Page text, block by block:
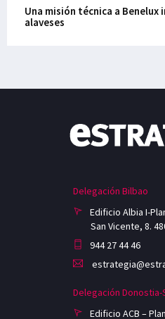
Una misión técnica a
alaveses
Delegación Bilbao
Edificio Albia I-
San Vicente, 8.
944 27 44 46
Delegación Donostia-
Edificio ACB –